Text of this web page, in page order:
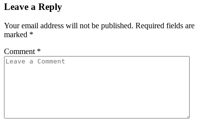
Leave a Reply
Your email address will not be published. Required fields are
marked *
Comment *